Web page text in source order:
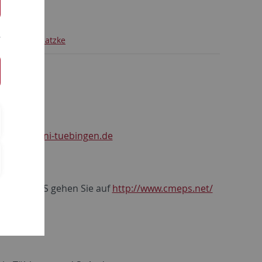
Torsten Matzke
tuebingen.de
CMEPS gehen Sie aufhttp://www.cmeps.net/